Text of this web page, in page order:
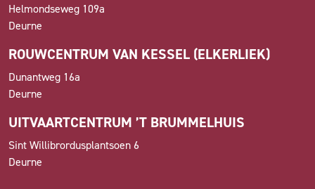
Helmondseweg 109a
Deurne
ROUWCENTRUM VAN KESSEL (ELKERLIEK)
Dunantweg 16a
Deurne
UITVAARTCENTRUM ’T BRUMMELHUIS
Sint Willibrordusplantsoen 6
Deurne